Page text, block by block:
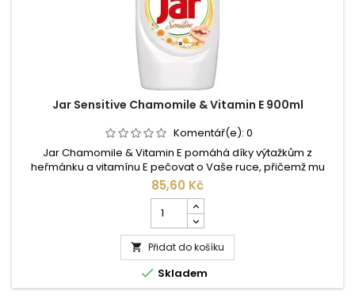
Jar Sensitive Chamomile & Vitamin E 900ml
Komentář(e): 0
Jar Chamomile & Vitamin E pomáhá díky výtažkům z
heřmánku a vitamínu E pečovat o Vaše ruce, přičemž mu
nechybí silná odmašťovací schopnost pro Vaše nádobí.
Prostředek na mytí nádobí je vynikající v odstraňování
mastnoty také ve studené vodě. Je jemný k vaším rukám a
napomáhá udržet hezký vzhled pokožky vašich rukou. ...
85,60 Kč
kusů
produktu
Jar
Sensitive
Chamomile
&
 Přidat do košíku
 Skladem